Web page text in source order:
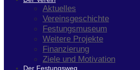
Aktuelles
Vereinsgeschichte
Festungsmuseum
Weitere Projekte
Finanzierung
Ziele und Motivation
Der Festungsweg